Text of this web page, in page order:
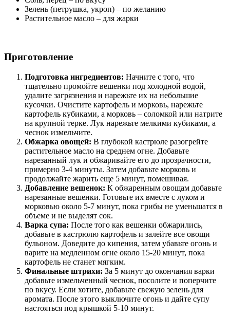
Зелень (петрушка, укроп) – по желанию
Растительное масло – для жарки
Приготовление
Подготовка ингредиентов: Начните с того, что
тщательно промойте вешенки под холодной водой,
удалите загрязнения и нарежьте их на небольшие
кусочки. Очистите картофель и морковь, нарежьте
картофель кубиками, а морковь – соломкой или натрите
на крупной терке. Лук нарежьте мелкими кубиками, а
чеснок измельчите.
Обжарка овощей: В глубокой кастрюле разогрейте
растительное масло на среднем огне. Добавьте
нарезанный лук и обжаривайте его до прозрачности,
примерно 3-4 минуты. Затем добавьте морковь и
продолжайте жарить еще 5 минут, помешивая.
Добавление вешенок: К обжаренным овощам добавьте
нарезанные вешенки. Готовьте их вместе с луком и
морковью около 5-7 минут, пока грибы не уменьшатся в
объеме и не выделят сок.
Варка супа: После того как вешенки обжарились,
добавьте в кастрюлю картофель и залейте все овощи
бульоном. Доведите до кипения, затем убавьте огонь и
варите на медленном огне около 15-20 минут, пока
картофель не станет мягким.
Финальные штрихи: За 5 минут до окончания варки
добавьте измельченный чеснок, посолите и поперчите
по вкусу. Если хотите, добавьте свежую зелень для
аромата. После этого выключите огонь и дайте супу
настояться под крышкой 5-10 минут.